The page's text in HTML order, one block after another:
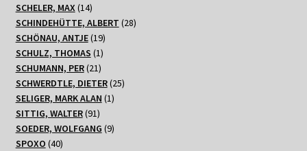
SCHELER, MAX 1414
Produkte
SCHINDEHÜTTE, ALBERT 2828
SCHÖNAU, ANTJE 1919
Produkte
SCHULZ, THOMAS 11
Produkt
SCHUMANN, PER 2121
Produkte
SCHWERDTLE, DIETER 2525
SELIGER, MARK ALAN 11
SITTIG, WALTER 9191
Produkte
SOEDER, WOLFGANG 99
SPOXO 4040